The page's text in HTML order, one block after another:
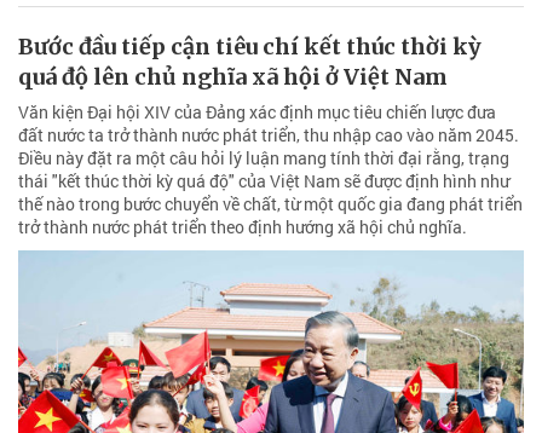
Bước đầu tiếp cận tiêu chí kết thúc thời kỳ
quá độ lên chủ nghĩa xã hội ở Việt Nam
Văn kiện Đại hội XIV của Đảng xác định mục tiêu chiến lược đưa
đất nước ta trở thành nước phát triển, thu nhập cao vào năm 2045.
Điều này đặt ra một câu hỏi lý luận mang tính thời đại rằng, trạng
thái "kết thúc thời kỳ quá độ" của Việt Nam sẽ được định hình như
thế nào trong bước chuyển về chất, từ một quốc gia đang phát triển
trở thành nước phát triển theo định hướng xã hội chủ nghĩa.